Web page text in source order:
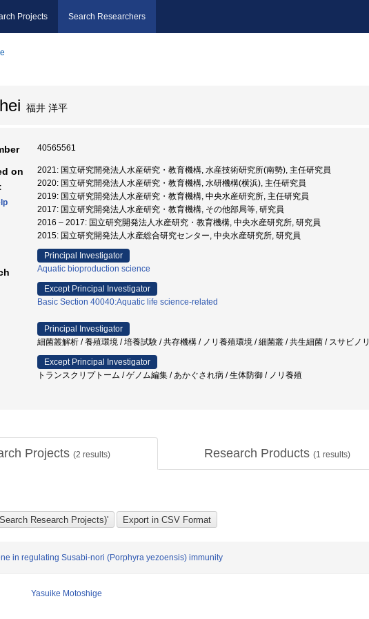
Projects Search Researchers
福井 洋平
40565561
on
2021: 国立研究開発法人水産研究・教育機構, 水産技術研究所(南勢), 主任研究員
2020: 国立研究開発法人水産研究・教育機構, 水研機構(横浜), 主任研究員
2019: 国立研究開発法人水産研究・教育機構, 中央水産研究所, 主任研究員
2017: 国立研究開発法人水産研究・教育機構, その他部局等, 研究員
2016 – 2017: 国立研究開発法人水産研究・教育機構, 中央水産研究所, 研究員
2015: 国立研究開発法人水産総合研究センター, 中央水産研究所, 研究員
Principal Investigator
Aquatic bioproduction science
Except Principal Investigator
Basic Section 40040:Aquatic life science-related
Principal Investigator
細菌叢解析 / 養殖環境 / 培養試験 / 共存機構 / ノリ養殖環境 / 細菌叢 / 共生細菌 / スサビノリ
Except Principal Investigator
トランスクリプトーム / ゲノム編集 / あかぐされ病 / 生体防御 / ノリ養殖
Projects (2 results) Research Products (1 results)
in regulating Susabi-nori (Porphyra yezoensis) immunity
Yasuike Motoshige